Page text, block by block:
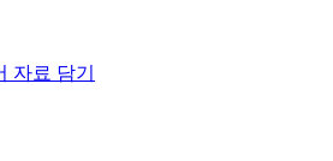
자료 담기